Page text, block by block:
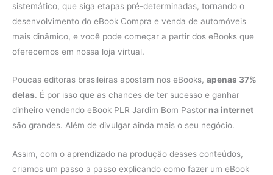
sistemático, que siga etapas pré-determinadas, tornando o
desenvolvimento do eBook Compra e venda de automóveis
mais dinâmico, e você pode começar a partir dos eBooks que
oferecemos em nossa loja virtual.
Poucas editoras brasileiras apostam nos eBooks, apenas 37%
delas. É por isso que as chances de ter sucesso e ganhar
dinheiro vendendo eBook PLR Jardim Bom Pastor na internet
são grandes. Além de divulgar ainda mais o seu negócio.
Assim, com o aprendizado na produção desses conteúdos,
criamos um passo a passo explicando como fazer um eBook